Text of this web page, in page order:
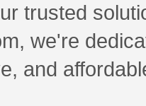
trusted
we're
and